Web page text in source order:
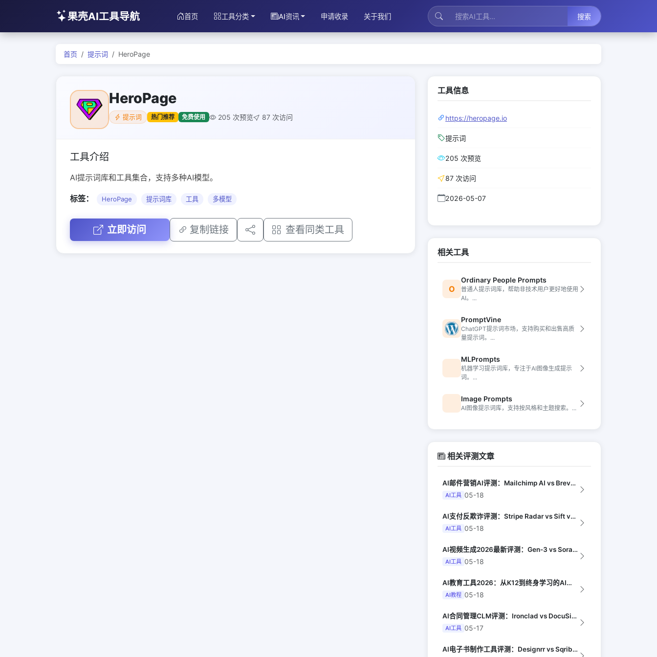
果壳AI工具导航 首页 工具分类 AI资讯 申请收录 关于我们 搜索
首页 提示词 HeroPage
HeroPage
提示词 热门推荐 免费使用 205 次预览 87 次访问
工具介绍
AI提示词库和工具集合，支持多种AI模型。
标签： HeroPage 提示词库 工具 多模型
立即访问 复制链接 查看同类工具
工具信息
https://heropage.io
提示词
205 次预览
87 次访问
2026-05-07
相关工具
O
Ordinary People Prompts
普通人提示词库，帮助非技术用户更好地使用
AI。...
PromptVine
ChatGPT提示词市场，支持购买和出售高质
量提示词。...
MLPrompts
机器学习提示词库，专注于AI图像生成提示
词。...
Image Prompts
AI图像提示词库，支持按风格和主题搜索。...
相关评测文章
AI邮件营销AI评测：Mailchimp AI vs Brevo AI vs K...
AI工具 05-18
AI支付反欺诈评测：Stripe Radar vs Sift vs Signif...
AI工具 05-18
AI视频生成2026最新评测：Gen-3 vs Sora vs Kling vs...
AI工具 05-18
AI教育工具2026：从K12到终身学习的AI产品地图（EdSurge）
AI教程 05-18
AI合同管理CLM评测：Ironclad vs DocuSign AI vs I...
AI工具 05-17
AI电子书制作工具评测：Designrr vs Sqribble vs Vell...